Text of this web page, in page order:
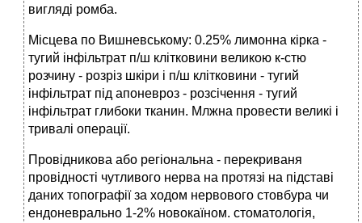
вигляді ромба.
Місцева по Вишневському: 0.25% лимонна кірка -
тугий інфільтрат п/ш клітковини великою к-стю
розчину - розріз шкіри і п/ш клітковини - тугий
інфільтрат під апоневроз - розсічення - тугий
інфільтрат глибоки тканин. Млжна провести великі і
тривалі операції.
Провідникова або регіональна - перекриваня
провідності чутливого нерва на протязі на підставі
даних топографії за ходом нервового стовбура чи
ендоневрально 1-2% новокаїном. стоматологія,